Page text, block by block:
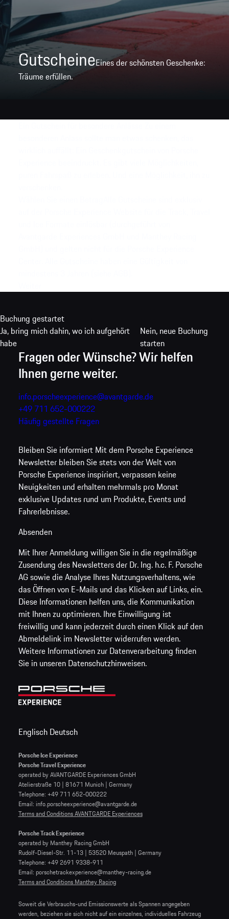
GutscheineEines der schönsten Geschenke:
Träume erfüllen.
Buchung gestartet
Ja, bring mich dahin, wo ich aufgehört
habe
Nein, neue Buchung
starten
Fragen oder Wünsche? Wir helfen
Ihnen gerne weiter.
info.porscheexperience@avantgarde.de
+49 711 652-000222
Häufig gestellte Fragen
Bleiben Sie informiert Mit dem Porsche Experience
Newsletter bleiben Sie stets von der Welt von
Porsche Experience inspiriert, verpassen keine
Neuigkeiten und erhalten mehrmals pro Monat
exklusive Updates rund um Produkte, Events und
Fahrerlebnisse.
Absenden
Mit Ihrer Anmeldung willigen Sie in die regelmäßige
Zusendung des Newsletters der Dr. Ing. h.c. F. Porsche
AG sowie die Analyse Ihres Nutzungsverhaltens, wie
das Öffnen von E-Mails und das Klicken auf Links, ein.
Diese Informationen helfen uns, die Kommunikation
mit Ihnen zu optimieren. Ihre Einwilligung ist
freiwillig und kann jederzeit durch einen Klick auf den
Abmeldelink im Newsletter widerrufen werden.
Weitere Informationen zur Datenverarbeitung finden
Sie in unseren Datenschutzhinweisen.
Englisch Deutsch
Porsche Ice Experience
Porsche Travel Experience
operated by AVANTGARDE Experiences GmbH
Atelierstraße 10 | 81671 Munich | Germany
Telephone: +49 711 652-000222
Email: info.porscheexperience@avantgarde.de
Terms and Conditions AVANTGARDE Experiences
Porsche Track Experience
operated by Manthey Racing GmbH
Rudolf-Diesel-Str. 11-13 | 53520 Meuspath | Germany
Telephone: +49 2691 9338-911
Email: porschetrackexperience@manthey-racing.de
Terms and Conditions Manthey Racing
Soweit die Verbrauchs-und Emissionswerte als Spannen angegeben
werden, beziehen sie sich nicht auf ein einzelnes, individuelles Fahrzeug